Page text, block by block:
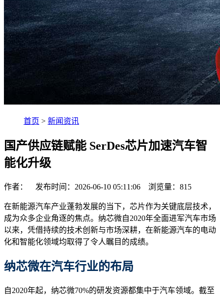
首页 > 新闻资讯
国产供应链赋能 SerDes芯片加速汽车智
能化升级
作者： 发布时间：2026-06-10 05:11:06 浏览量： 815
在新能源汽车产业蓬勃发展的当下，芯片作为关键底层技术，
成为众多企业角逐的焦点。纳芯微自2020年全面进军汽车市场
以来，凭借持续的技术创新与市场深耕，在新能源汽车的电动
化和智能化领域均取得了令人瞩目的成绩。
纳芯微在汽车行业的布局
自2020年起，纳芯微70%的研发资源都集中于汽车领域。截至